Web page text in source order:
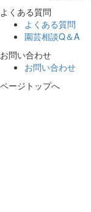
よくある質問
よくある質問
園芸相談Q＆A
お問い合わせ
お問い合わせ
ページトップへ